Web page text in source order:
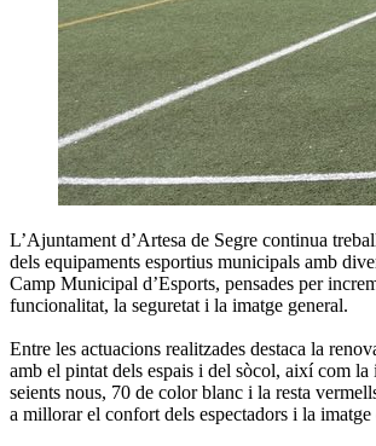
L’Ajuntament d’Artesa de Segre continua
dels equipaments esportius municipals amb
Camp Municipal d’Esports, pensades per
funcionalitat, la seguretat i la imatge general.
Entre les actuacions realitzades destaca la
amb el pintat dels espais i del sòcol, així com la
seients nous, 70 de color blanc i la resta
a millorar el confort dels espectadors i la imatge